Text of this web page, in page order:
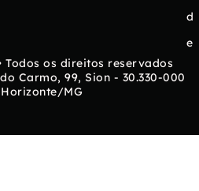
d
e
Todos os direitos reservados
Carmo, 99, Sion - 30.330-000
MG